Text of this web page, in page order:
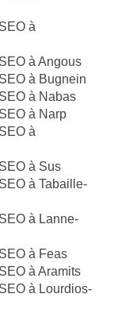
à
à Angous
à Bugnein
à Nabas
à Narp
à
à Sus
à Tabaille-
à Lanne-
à Feas
à Aramits
à Lourdios-